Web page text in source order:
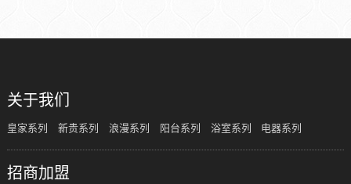
关于我们
皇家系列 新贵系列 浪漫系列 阳台系列 浴室系列 电器系列
招商加盟